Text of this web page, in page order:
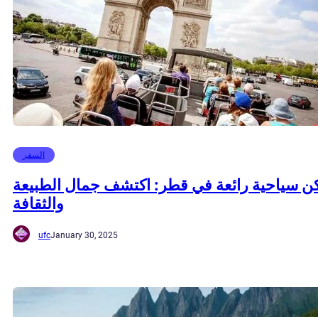
السفر
سياحية رائعة في قطر: اكتشف جمال الطبيعة
والثقافة
ufcJanuary 30, 2025